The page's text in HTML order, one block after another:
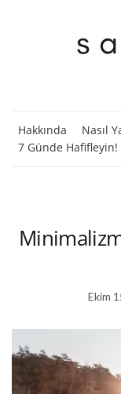
Hakkında Nasıl
7 Günde Hafifleyin!
Ekim